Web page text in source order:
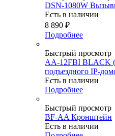
DSN-1080W
Есть в наличии
8 890 ₽
Подробнее
Быстрый просмотр
AA-12FBI BLACK
подъездного IP-
Есть в наличии
Подробнее
Быстрый просмотр
BF-AA Кронштейн
Есть в наличии